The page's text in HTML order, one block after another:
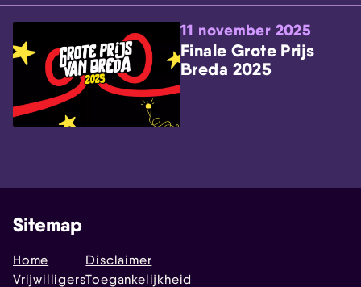
11 november 2025
Finale Grote Prijs
Breda 2025
Sitemap
Home
Vrijwilligers
Disclaimer
Toegankelijkheid